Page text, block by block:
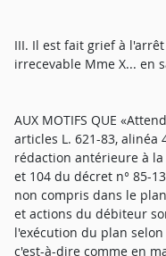
III. Il est fait grief à
irrecevable Mme X... en
AUX MOTIFS QUE
articles L. 621-83, alinéa
rédaction antérieure à
et 104 du décret n° 85-
non compris dans le
et actions du débiteur
l'exécution du plan
c'est-à-dire comme en